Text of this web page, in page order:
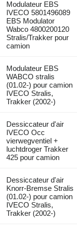
Modulateur EBS
IVECO 5801496089
EBS Modulator
Wabco 4800200120
Stralis/Trakker pour
camion
Modulateur EBS
WABCO stralis
(01.02-) pour camion
IVECO Stralis,
Trakker (2002-)
Dessiccateur d'air
IVECO Occ
vierwegventiel +
luchtdroger Trakker
425 pour camion
Dessiccateur d'air
Knorr-Bremse Stralis
(01.02-) pour camion
IVECO Stralis,
Trakker (2002-)